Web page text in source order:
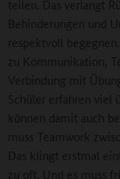
teilen. Das verlangt
Behinderungen und
respektvoll
zu Kommunikation,
Verbindung mit
Schüler erfahren viel
können damit auch
muss Teamwork
Das klingt erstmal
zu oft. Und es muss